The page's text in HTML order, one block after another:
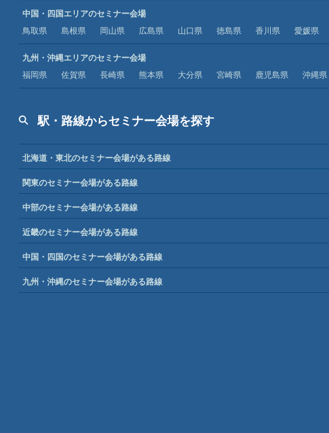
中国・四国エリアのセミナー会場
鳥取県
島根県 岡山県 広島県 山口県 徳島県 香川県 愛媛県
九州・沖縄エリアのセミナー会場
福岡県
佐賀県 長崎県 熊本県 大分県 宮崎県 鹿児島県 沖縄県
駅・路線からセミナー会場を探す
北海道・東北のセミナー会場がある路線
関東のセミナー会場がある路線
中部のセミナー会場がある路線
近畿のセミナー会場がある路線
中国・四国のセミナー会場がある路線
九州・沖縄のセミナー会場がある路線